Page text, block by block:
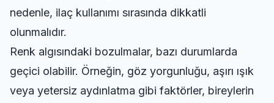
nedenle, ilaç kullanımı sırasında dikkatli
olunmalıdır.
Renk algısındaki bozulmalar, bazı durumlarda
geçici olabilir. Örneğin, göz yorgunluğu, aşırı ışık
veya yetersiz aydınlatma gibi faktörler, bireylerin